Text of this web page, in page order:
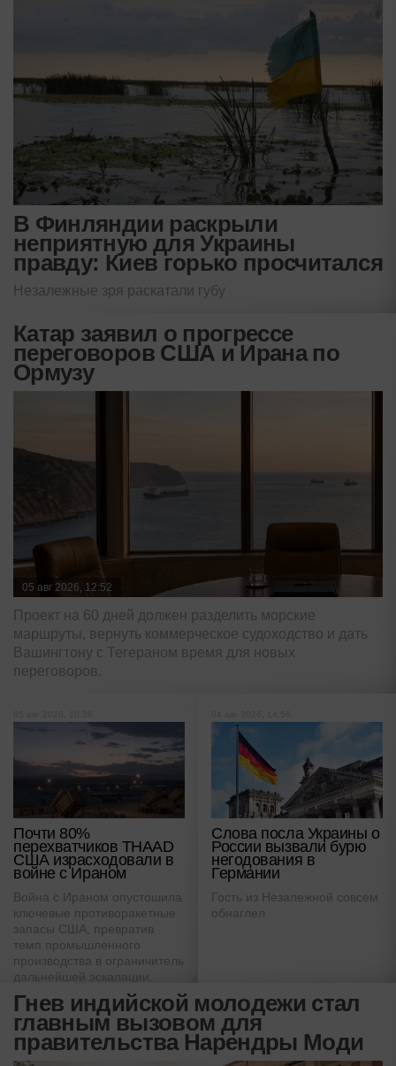
В Финляндии раскрыли
неприятную для Украины
правду: Киев горько просчитался
Незалежные зря раскатали губу
Катар заявил о прогрессе
переговоров США и Ирана по
Ормузу
05 авг 2026, 12:52
Проект на 60 дней должен разделить морские
маршруты, вернуть коммерческое судоходство и дать
Вашингтону с Тегераном время для новых
переговоров.
Почти 80%
перехватчиков THAAD
США израсходовали в
войне с Ираном
Война с Ираном опустошила
ключевые противоракетные
запасы США, превратив
темп промышленного
производства в ограничитель
дальнейшей эскалации.
Слова посла Украины о
России вызвали бурю
негодования в
Германии
Гость из Незалежной совсем
обнаглел
Гнев индийской молодежи стал
главным вызовом для
правительства Нарендры Моди